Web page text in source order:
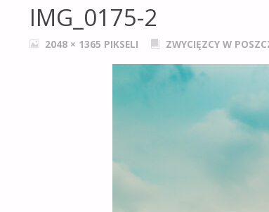
IMG_0175-2
PEŁNY2048 × 1365 PIKSELI ZWYCIĘZCY W